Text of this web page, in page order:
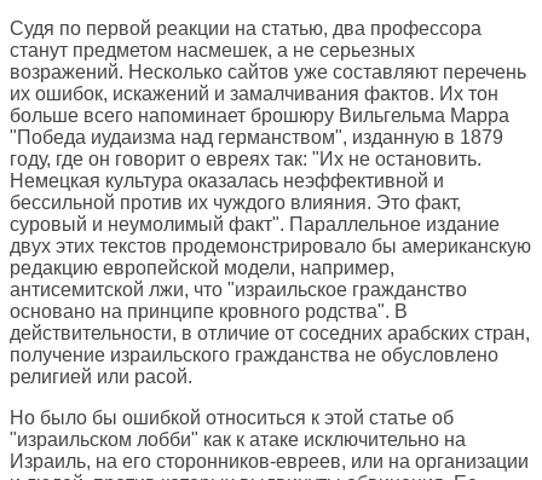
Судя по первой реакции на статью, два профессора
станут предметом насмешек, а не серьезных
возражений. Несколько сайтов уже составляют перечень
их ошибок, искажений и замалчивания фактов. Их тон
больше всего напоминает брошюру Вильгельма Марра
"Победа иудаизма над германством", изданную в 1879
году, где он говорит о евреях так: "Их не остановить.
Немецкая культура оказалась неэффективной и
бессильной против их чуждого влияния. Это факт,
суровый и неумолимый факт". Параллельное издание
двух этих текстов продемонстрировало бы американскую
редакцию европейской модели, например,
антисемитской лжи, что "израильское гражданство
основано на принципе кровного родства". В
действительности, в отличие от соседних арабских стран,
получение израильского гражданства не обусловлено
религией или расой.
Но было бы ошибкой относиться к этой статье об
"израильском лобби" как к атаке исключительно на
Израиль, на его сторонников-евреев, или на организации